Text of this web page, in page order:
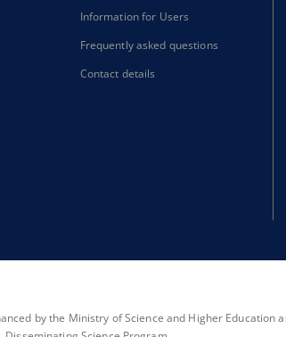
Information for Users
Frequently asked questions
Contact details
by the Ministry of Science and Higher Education